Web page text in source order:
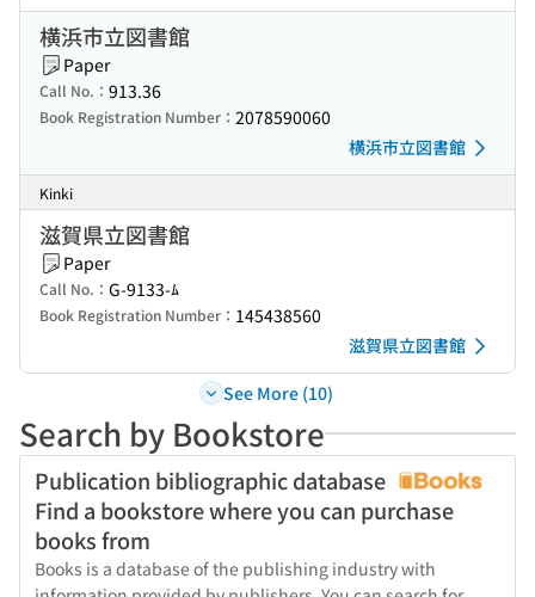
横浜市立図書館
Paper
Call No.： 913.36
Book Registration Number： 2078590060
横浜市立図書館
Kinki
滋賀県立図書館
Paper
Call No.： G-9133-ﾑ
Book Registration Number： 145438560
滋賀県立図書館
See More (10)
Search by Bookstore
Publication bibliographic database
Find a bookstore where you can purchase
books from
Books is a database of the publishing industry with